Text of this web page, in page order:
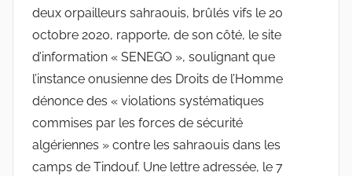
deux orpailleurs sahraouis, brûlés vifs le 20
octobre 2020, rapporte, de son côté, le site
d’information « SENEGO », soulignant que
l’instance onusienne des Droits de l’Homme
dénonce des « violations systématiques
commises par les forces de sécurité
algériennes » contre les sahraouis dans les
camps de Tindouf. Une lettre adressée, le 7